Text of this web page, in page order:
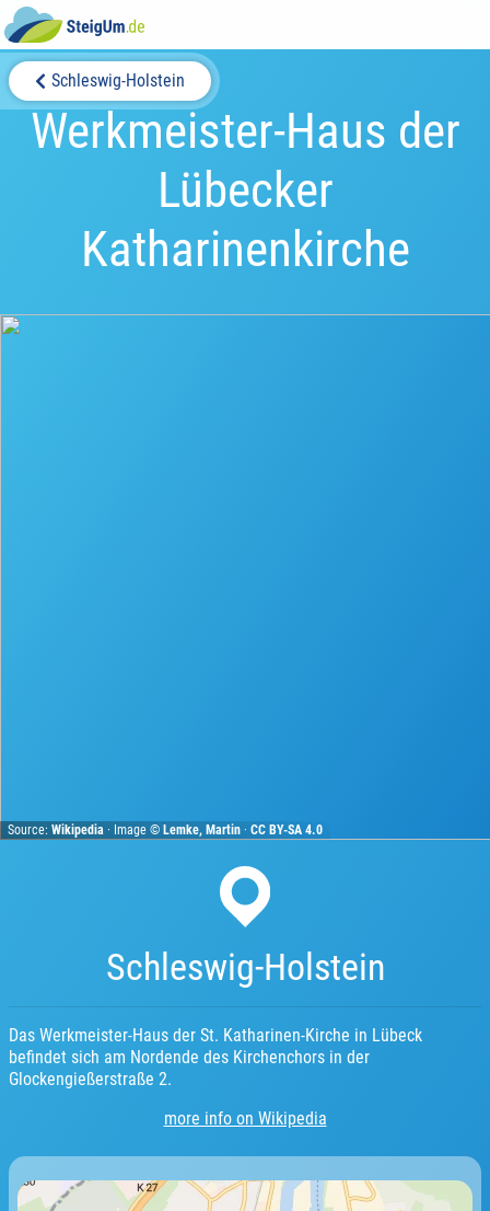
Schleswig-Holstein
Werkmeister-Haus der
Lübecker
Katharinenkirche
Source:Wikipedia · Image ©Lemke, Martin ·CC BY-SA 4.0
Schleswig-Holstein
Das Werkmeister-Haus der St. Katharinen-Kirche in Lübeck
befindet sich am Nordende des Kirchenchors in der
Glockengießerstraße 2.
more info on Wikipedia